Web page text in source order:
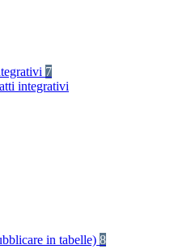
7
integrativi
in tabelle) 8